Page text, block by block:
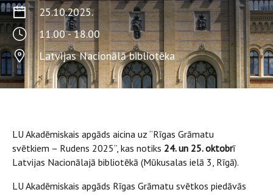
25.10.2025.
11.00 - 18.00
Latvijas Nacionālā bibliotēka
LU Akadēmiskais apgāds aicina uz “Rīgas Grāmatu
svētkiem – Rudens 2025”, kas notiks 24. un 25. oktobrī
Latvijas Nacionālajā bibliotēkā (Mūkusalas ielā 3, Rīgā).
LU Akadēmiskais apgāds Rīgas Grāmatu svētkos piedāvās